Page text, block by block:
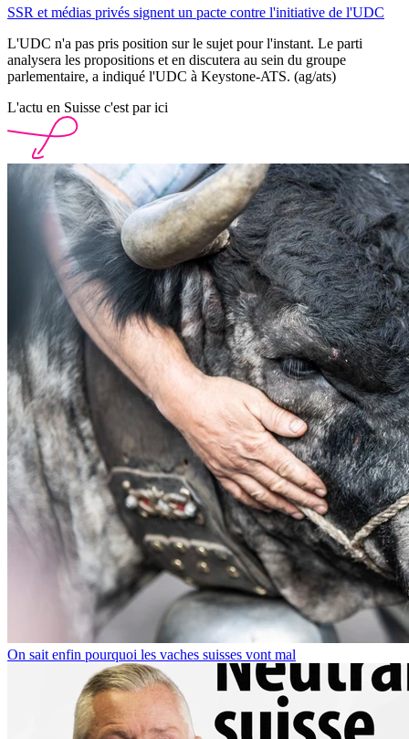
SSR et médias privés signent un pacte contre l'initiative de l'UDC
L'UDC n'a pas pris position sur le sujet pour l'instant. Le parti
analysera les propositions et en discutera au sein du groupe
parlementaire, a indiqué l'UDC à Keystone-ATS. (ag/ats)
L'actu en Suisse c'est par ici
On sait enfin pourquoi les vaches suisses vont mal